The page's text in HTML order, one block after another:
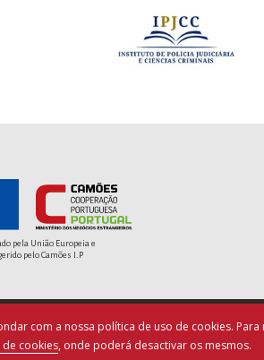
com a nossa política de uso de cookies.
cookies, onde poderá desactivar os mesmos.
pela União Europeia e
pelo Camões I.P
© Copyright PACED - Todos os direitos